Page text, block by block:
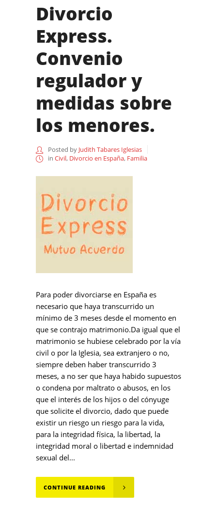
Divorcio
Express.
Convenio
regulador y
medidas sobre
los menores.
Posted by Judith Tabares Iglesias
in Civil, Divorcio en España, Familia
Para poder divorciarse en España es
necesario que haya transcurrido un
mínimo de 3 meses desde el momento en
que se contrajo matrimonio.Da igual que el
matrimonio se hubiese celebrado por la vía
civil o por la Iglesia, sea extranjero o no,
siempre deben haber transcurrido 3
meses, a no ser que haya habido supuestos
o condena por maltrato o abusos, en los
que el interés de los hijos o del cónyuge
que solicite el divorcio, dado que puede
existir un riesgo un riesgo para la vida,
para la integridad física, la libertad, la
integridad moral o libertad e indemnidad
sexual del...
CONTINUE READING